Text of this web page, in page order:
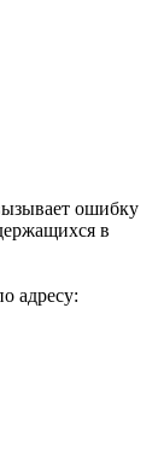
ошибку
в
адресу: